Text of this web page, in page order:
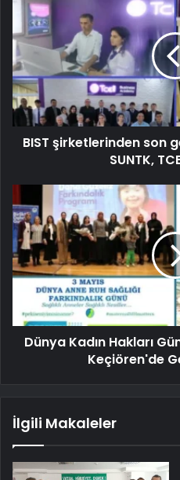
BIST şirketlerinden son
SUNTK,
Dünya Kadın Hakları
Keçiören'de
İlgili Makaleler